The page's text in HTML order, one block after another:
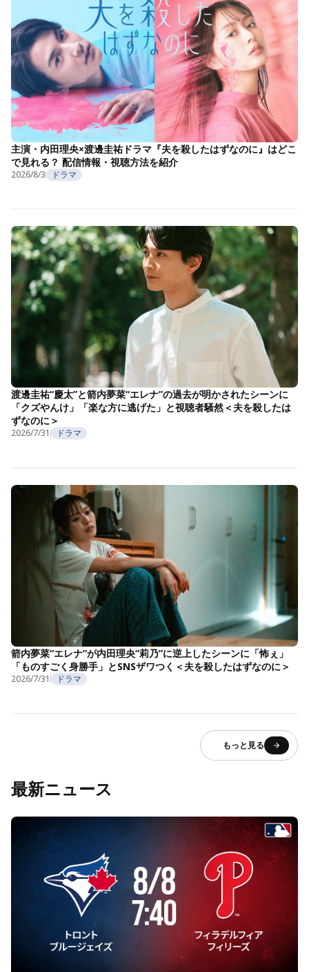
主演・内田理央×渡邊圭祐ドラマ『夫を殺したはずなのに』はどこ
で見れる？ 配信情報・視聴方法を紹介
2026/8/3 ドラマ
渡邊圭祐“慶太”と箭内夢菜“エレナ”の過去が明かされたシーンに
「クズやんけ」「楽な方に逃げた」と視聴者騒然＜夫を殺したは
ずなのに＞
2026/7/31 ドラマ
箭内夢菜“エレナ”が内田理央“莉乃”に逆上したシーンに「怖ぇ」
「ものすごく身勝手」とSNSザワつく＜夫を殺したはずなのに＞
2026/7/31 ドラマ
もっと見る
最新ニュース